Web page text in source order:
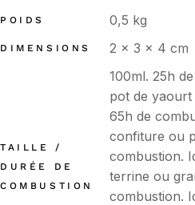
POIDS 0,5 kg
DIMENSIONS 2 × 3 × 4 cm
TAILLE /
DURÉE DE
COMBUSTION
100ml. 25h
pot de yaourt
65h de
confiture ou
combustion.
terrine ou
combustion.